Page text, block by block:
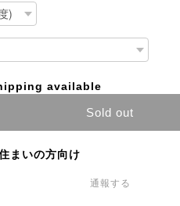
available
Sold out
まいの方向け
通報する